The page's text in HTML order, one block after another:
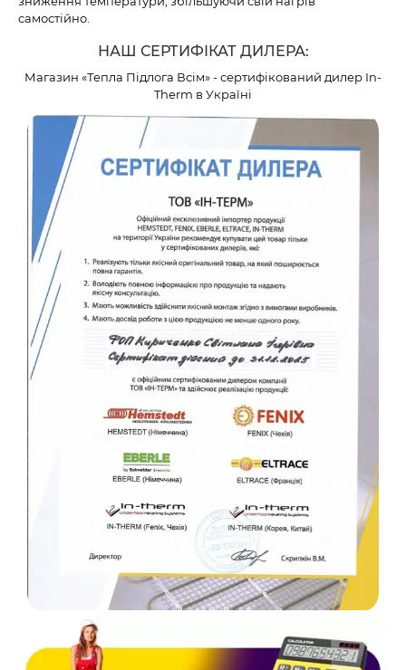
самостійно.
НАШ СЕРТИФІКАТ ДИЛЕРА:
Магазин «Тепла Підлога Всім» - сертифікований дилер In-
Therm в Україні